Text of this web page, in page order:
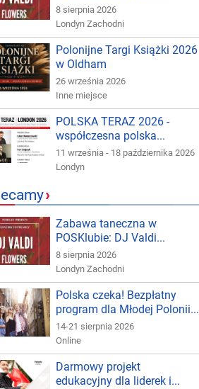
8 sierpnia 2026
Londyn Zachodni
Polonijne Targi Książki 2026
w Oldham
26 września 2026
Inne miejsce
POLSKA TERAZ 2026 -
współczesna polska...
11 września - 18 października 2026
Londyn
›
Zabawa taneczna w
POSKlubie: DJ Valdi...
8 sierpnia 2026
Londyn Zachodni
Polska czeka! Bezpłatny
program dla Młodej Polonii...
14-21 sierpnia 2026
Online
Darmowy projekt
edukacyjny dla liderek i...